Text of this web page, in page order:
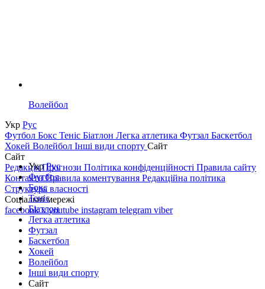
Волейбол
Укр Рус
Футбол Бокс Теніс Біатлон Легка атлетика Футзал Баскетбол
Хокей Волейбол Інші види спорту Сайт
Сайт
РедакціяПрогнози Політика конфіденційності Правила сайту
КонтактиПравила коментування Редакційна політика
Структура власності
Соціальні мережі
facebookxyoutube instagram telegram viber
УкрРус
Футбол
Бокс
Теніс
Біатлон
Легка атлетика
Футзал
Баскетбол
Хокей
Волейбол
Інші види спорту
Сайт